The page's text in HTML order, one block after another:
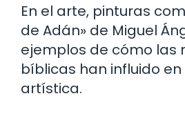
En el arte, pinturas
de Adán» de Miguel
ejemplos de cómo las
bíblicas han influido
artística.